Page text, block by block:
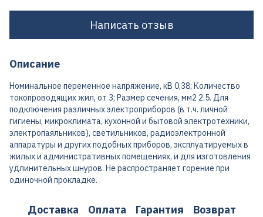
Написать отзыв
Описание
Номинальное переменное напряжение, кВ 0,38; Количество
токопроводящих жил, от 3; Размер сечения, мм2 2.5. Для
подключения различных электроприборов (в т.ч. личной
гигиены, микроклимата, кухонной и бытовой электротехники,
электропаяльников), светильников, радиоэлектронной
аппаратуры и других подобных приборов, эксплуатируемых в
жилых и административных помещениях, и для изготовления
удлинительных шнуров. Не распространяет горение при
одиночной прокладке.
Доставка Оплата Гарантия Возврат